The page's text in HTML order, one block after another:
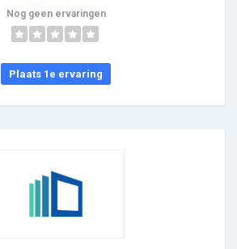
Nog geen ervaringen
Plaats 1e ervaring